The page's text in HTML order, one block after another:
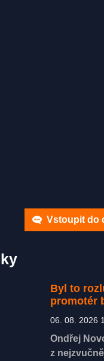
Vstoupit do
Byl to
promotér
06. 08. 2026
Ondřej
z